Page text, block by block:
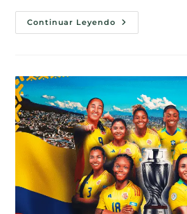
Continuar Leyendo